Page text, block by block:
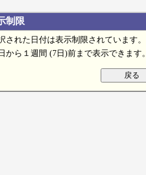
制限
された日付は表示制限されています。
から１週間 (7日)前まで表示できます。